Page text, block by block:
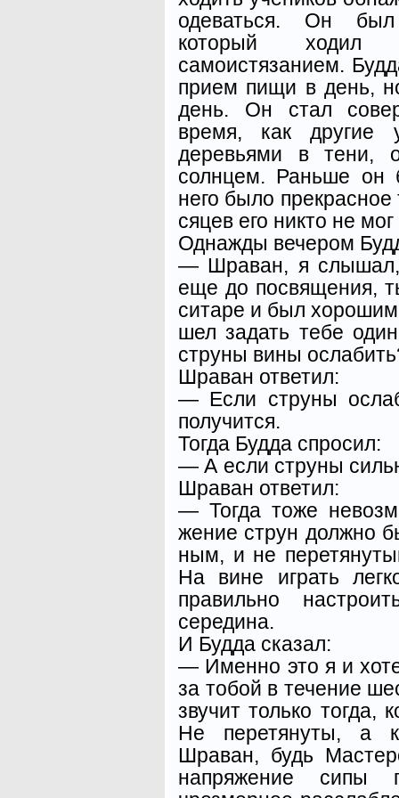
одеваться. Он был
который
самоистязанием.
прием пищи в день,
день. Он стал
время, как другие
деревьями в тени,
солнцем. Раньше он
него было
сяцев его никто не мог
Однажды вечером
— Шраван, я слышал,
еще до посвящения,
ситаре и был
шел задать тебе
стру­ны вины
Шраван ответил:
— Если струны
получится.
Тогда Будда спросил:
— А если струны
Шраван ответил:
— Тогда тоже
жение струн должно
ным, и не
На вине играть
правиль­но
середина.
И Будда сказал:
— Именно это я и
за тобой в течение
звучит только тогда,
Не перетянуты, а
Шраван, будь
напряжение сипы